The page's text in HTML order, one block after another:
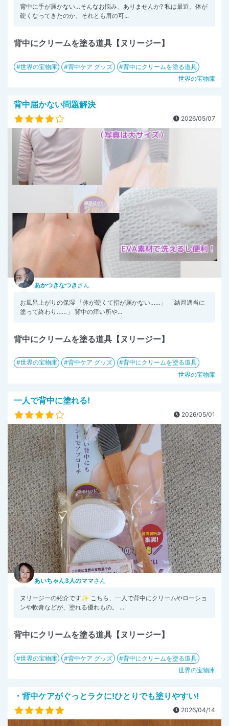
背中に手が届かない…そんなお悩み、ありませんか? 私は最近、体が
硬くなってきたのか、それとも肩の可...
背中にクリームを塗る道具【ヌリージー】
世界の宝物庫 背中ケア グッズ
背中にクリームを塗る道具
世界の宝物庫
背中届かない問題解決
2026/05/07
あかつきなつき さん
お風呂上がりの保湿 「体が硬くて指が届かない……」 「結局適当に
塗って終わり……」 背中の痒い所や...
背中にクリームを塗る道具【ヌリージー】
世界の宝物庫 背中ケア グッズ
背中にクリームを塗る道具
世界の宝物庫
一人で背中に塗れる!
2026/05/01
あいちゃん3人のママさん
ヌリージーの紹介です✨ こちら、一人で背中にクリームやローショ
ンや軟膏などが、塗れる優れもの。 ...
背中にクリームを塗る道具【ヌリージー】
世界の宝物庫 背中ケア グッズ
背中にクリームを塗る道具
世界の宝物庫
・背中ケアがぐっとラクに!ひとりでも塗りやすい!
2026/04/14